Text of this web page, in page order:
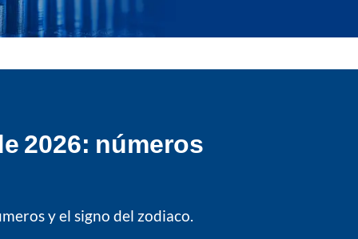
2026: números
y el signo del zodiaco.